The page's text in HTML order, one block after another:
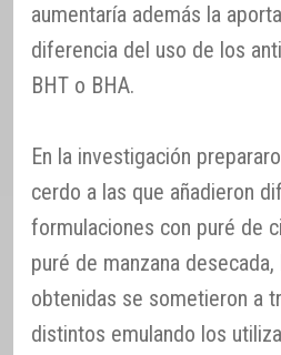
aumentaría además la
diferencia del uso de los
BHT o BHA.
En la investigación
cerdo a las que añadieron
formulaciones con puré de
puré de manzana
obtenidas se sometieron a
distintos emulando los